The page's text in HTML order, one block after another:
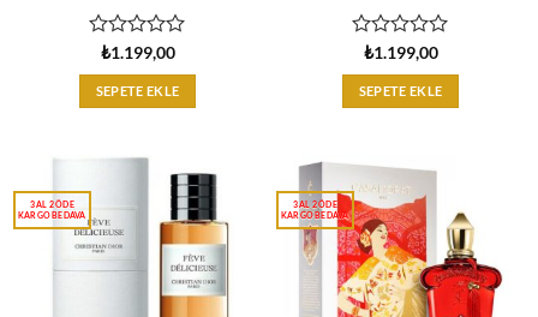
üzerinden
0
oy
₺1.199,00
SEPETE EKLE
üzerinden
0
oy
₺1.199,00
SEPETE EKLE